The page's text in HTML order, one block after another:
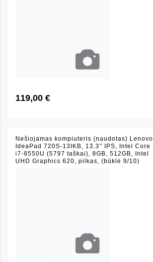
119,00 €
Nešiojamas kompiuteris (naudotas) Lenovo
IdeaPad 720S-13IKB, 13.3'' IPS, Intel Core
i7-8550U (5797 taškai), 8GB, 512GB, Intel
UHD Graphics 620, pilkas, (būklė 9/10)